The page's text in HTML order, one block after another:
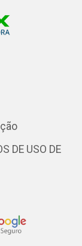
DE USO DE